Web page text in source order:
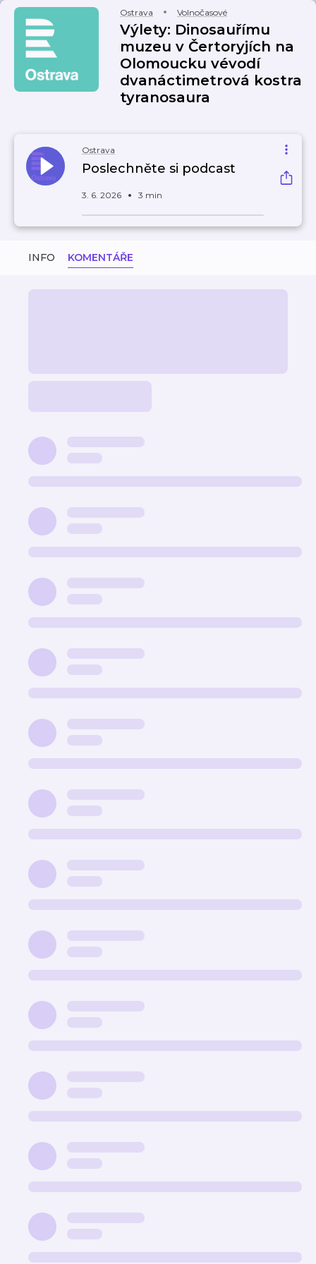
Ostrava Volnočasové
Výlety: Dinosauřímu
muzeu v Čertoryjích na
Olomoucku vévodí
dvanáctimetrová kostra
tyranosaura
Ostrava
Poslechněte si podcast
3. 6. 2026 3 min
INFO KOMENTÁŘE